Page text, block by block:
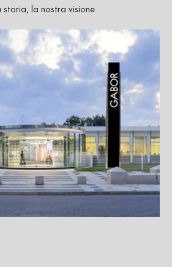
storia, la nostra visione